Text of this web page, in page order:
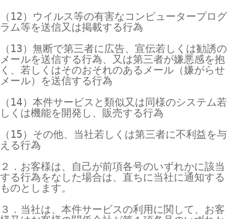
（12）ウイルス等の有害なコンピュータープログ
ラム等を送信又は掲載する行為
（13）無断で第三者に広告、宣伝若しくは勧誘の
メールを送信する行為、又は第三者が嫌悪感を抱
く、若しくはそのおそれのあるメール（嫌がらせ
メール）を送信する行為
（14）本件サービスと類似又は同様のシステム若
しくは機能を開発し、販売する行為
（15）その他、当社若しくは第三者に不利益を与
える行為
２．お客様は、自己が前項各号のいずれかに該当
する行為をなした場合は、直ちに当社に通知する
ものとします。
３．当社は、本件サービスの利用に関して、お客